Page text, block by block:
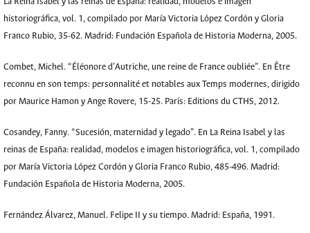
historiográfica, vol. 1, compilado por María Victoria López Cordón y Gloria
Franco Rubio, 35-62. Madrid: Fundación Española de Historia Moderna, 2005.
Combet, Michel. “Éléonore d’Autriche, une reine de France oubliée”. En Être
reconnu en son temps: personnalité et notables aux Temps modernes, dirigido
por Maurice Hamon y Ange Rovere, 15-25. París: Editions du CTHS, 2012.
Cosandey, Fanny. “Sucesión, maternidad y legado”. En La Reina Isabel y las
reinas de España: realidad, modelos e imagen historiográfica, vol. 1, compilado
por María Victoria López Cordón y Gloria Franco Rubio, 485-496. Madrid:
Fundación Española de Historia Moderna, 2005.
Fernández Álvarez, Manuel. Felipe II y su tiempo. Madrid: España, 1991.